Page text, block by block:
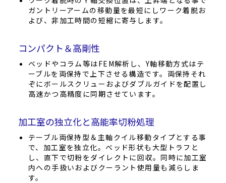
ガントリーアームの移動量を最短にしワーク着脱お
よび、非加工時間の短縮に寄与します。
コンパクト＆高剛性
ベッドやコラム等はFEM解析し、Y軸移動方式はテ
ーブルを両保持で上下させる構造です。両保持それ
ぞにボールスクリューおよびダブルガイドを配置し
高速かつ高精度に同期させています。
加工室の独立化と高能率切粉処理
テーブル両保持型＆主軸クイル移動タイプとする事
で、加工室を独立化。ベッド形状も大型トラフと
し、直下で切粉をダイレクトに回収。同時に加工室
内への手扱いおよびクーラント使用量も減らしま
す。